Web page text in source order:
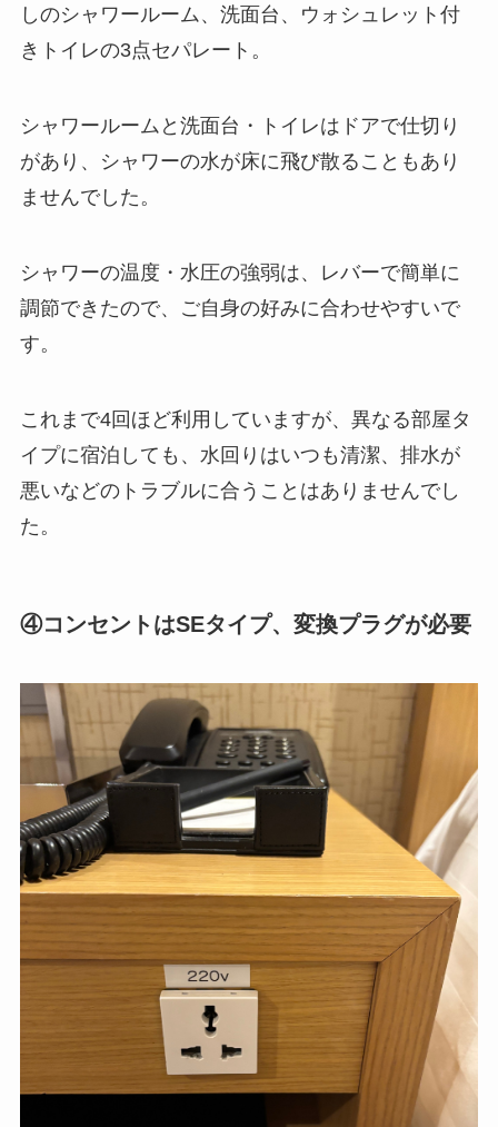
しのシャワールーム、洗面台、ウォシュレット付
きトイレの3点セパレート。
シャワールームと洗面台・トイレはドアで仕切り
があり、シャワーの水が床に飛び散ることもあり
ませんでした。
シャワーの温度・水圧の強弱は、レバーで簡単に
調節できたので、ご自身の好みに合わせやすいで
す。
これまで4回ほど利用していますが、異なる部屋タ
イプに宿泊しても、水回りはいつも清潔、排水が
悪いなどのトラブルに合うことはありませんでし
た。
④コンセントはSEタイプ、変換プラグが必要